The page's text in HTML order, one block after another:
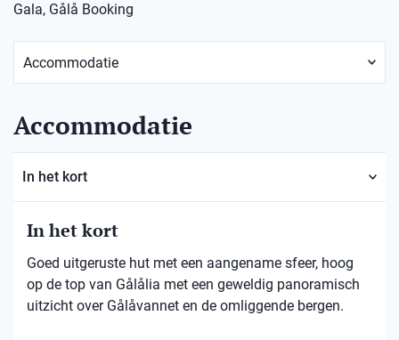
Gala, Gålå Booking
Accommodatie
In het kort
In het kort
Goed uitgeruste hut met een aangename sfeer, hoog
op de top van Gålålia met een geweldig panoramisch
uitzicht over Gålåvannet en de omliggende bergen.